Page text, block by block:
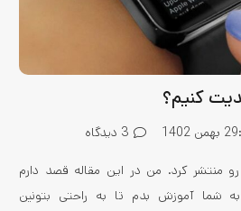
کنیم؟
29 بهمن 1402 3 دیدگاه
شما آموزش بدم تا به راحتی بتونین